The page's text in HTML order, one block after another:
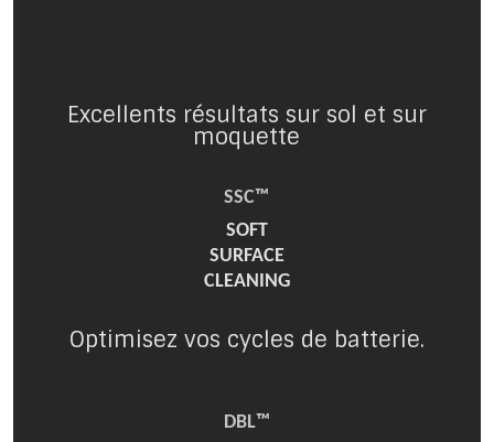
Excellents résultats sur sol et sur
moquette
SSC™
SOFT
SURFACE
CLEANING
Optimisez vos cycles de batterie.
DBL™